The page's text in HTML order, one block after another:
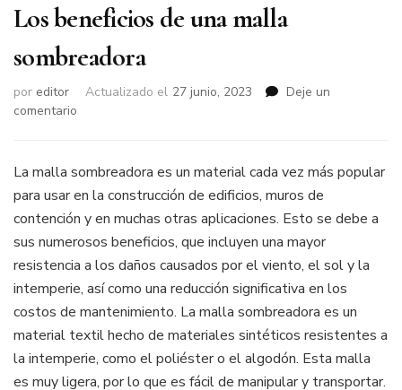
Los beneficios de una malla
sombreadora
por editor Actualizado el 27 junio, 2023
Deje un
comentario
de
malla
sombreadora
La malla sombreadora es un material cada vez más popular
para usar en la construcción de edificios, muros de
contención y en muchas otras aplicaciones. Esto se debe a
sus numerosos beneficios, que incluyen una mayor
resistencia a los daños causados por el viento, el sol y la
intemperie, así como una reducción significativa en los
costos de mantenimiento. La malla sombreadora es un
material textil hecho de materiales sintéticos resistentes a
la intemperie, como el poliéster o el algodón. Esta malla
es muy ligera, por lo que es fácil de manipular y transportar.